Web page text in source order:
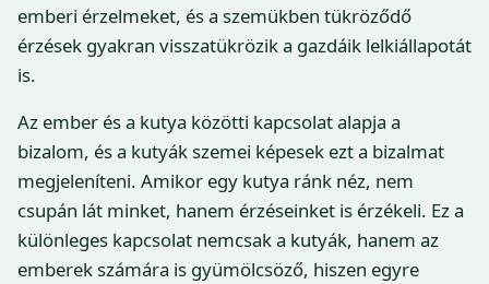
emberi érzelmeket, és a szemükben tükröződő
érzések gyakran visszatükrözik a gazdáik lelkiállapotát
is.
Az ember és a kutya közötti kapcsolat alapja a
bizalom, és a kutyák szemei képesek ezt a bizalmat
megjeleníteni. Amikor egy kutya ránk néz, nem
csupán lát minket, hanem érzéseinket is érzékeli. Ez a
különleges kapcsolat nemcsak a kutyák, hanem az
emberek számára is gyümölcsöző, hiszen egyre